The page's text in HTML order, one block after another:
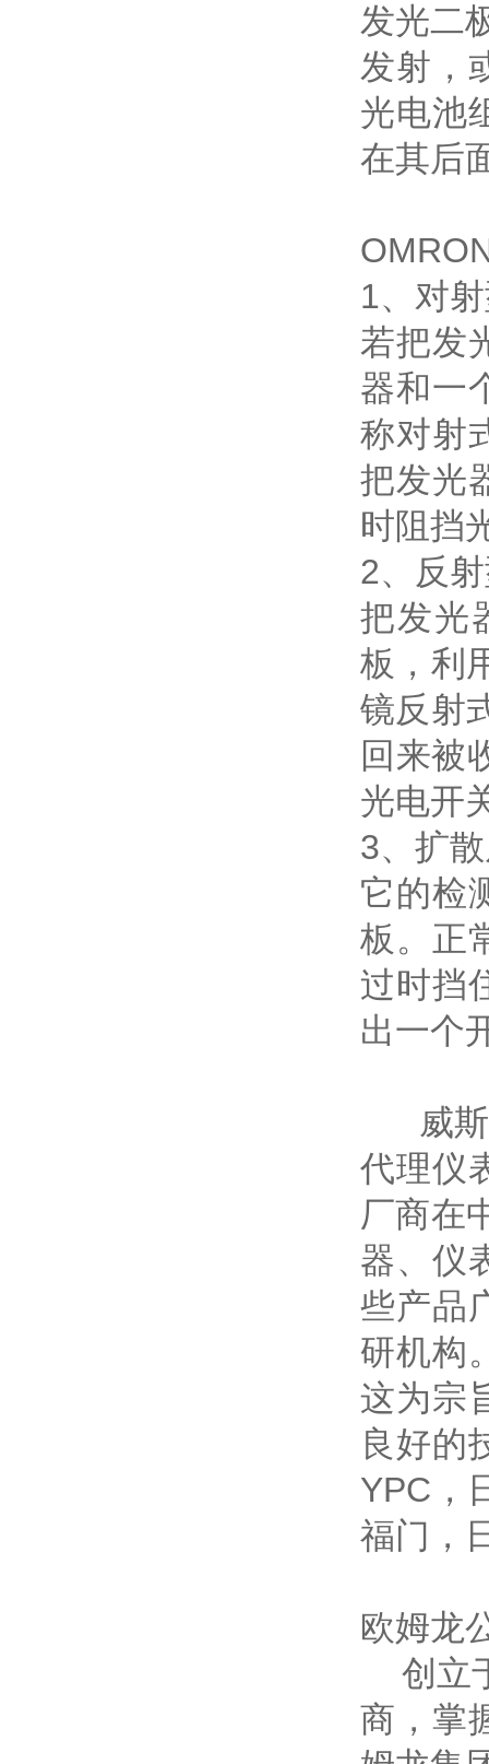
发光二
发射，
光电池
在其后
1、对
若把发
器和一
称对射
把发光
时阻挡
2、反
把发光
板，利
镜反射
回来被
光电开
3、扩
它的检
板。正
过时挡
出一个
威斯
代理仪
厂商在
器、仪
些产品
研机构
这为宗
良好的
YPC，
福门，
欧姆龙
创立
商，掌